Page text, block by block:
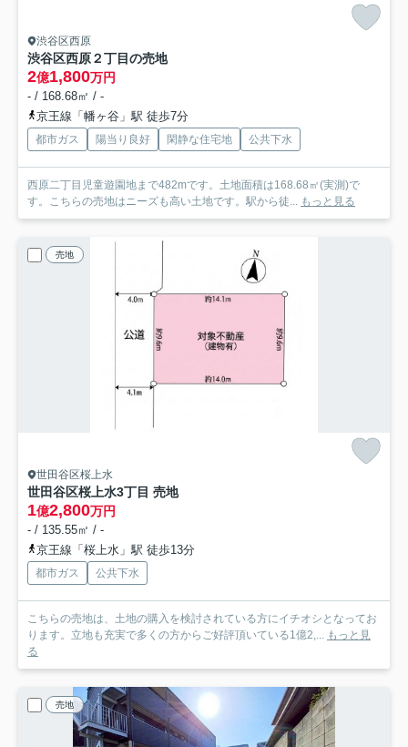
渋谷区西原
渋谷区西原２丁目の売地
2億1,800万円
- / 168.68㎡ / -
京王線「幡ヶ谷」駅 徒歩7分
都市ガス 陽当り良好 閑静な住宅地 公共下水
西原二丁目児童遊園地まで482mです。土地面積は168.68㎡(実測)で
す。こちらの売地はニーズも高い土地です。駅から徒... もっと見る
売地
世田谷区桜上水
世田谷区桜上水3丁目 売地
1億2,800万円
- / 135.55㎡ / -
京王線「桜上水」駅 徒歩13分
都市ガス 公共下水
こちらの売地は、土地の購入を検討されている方にイチオシとなってお
ります。立地も充実で多くの方からご好評頂いている1億2,... もっと見
る
売地